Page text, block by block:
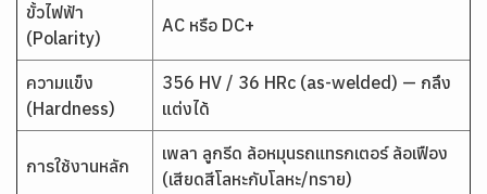
ขั้วไฟฟ้า
(Polarity)
AC หรือ DC+
ความแข็ง
(Hardness)
356 HV / 36 HRc (as-welded) — กลึง
แต่งได้
การใช้งานหลัก
เพลา ลูกรีด ล้อหมุนรถแทรกเตอร์ ล้อเฟือง
(เสียดสีโลหะกับโลหะ/ทราย)